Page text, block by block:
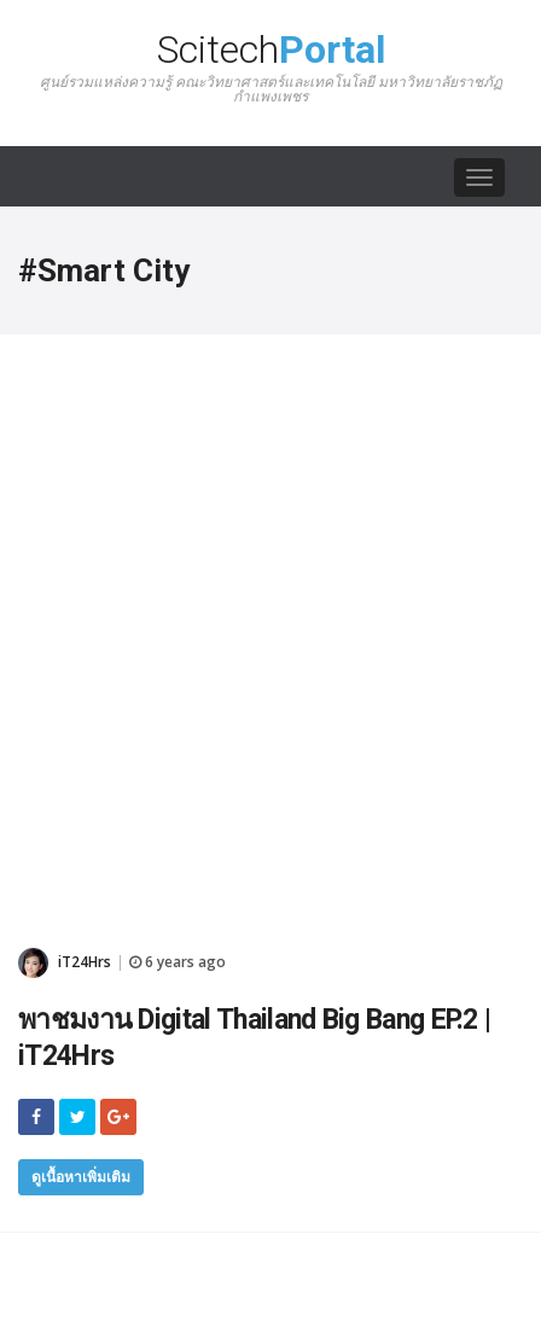
ScitechPortal
ศูนย์รวมแหล่งความรู้ คณะวิทยาศาสตร์และเทคโนโลยี มหาวิทยาลัยราชภัฏ
กำแพงเพชร
Toggle
#Smart City
iT24Hrs 6 years ago
พาชมงาน Digital Thailand Big Bang EP.2 |
iT24Hrs
ดูเนื้อหาเพิ่มเติม